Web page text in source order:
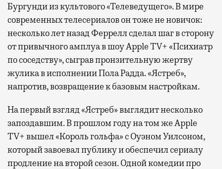
Бургунди из культового «Телеведущего». В мире
современных телесериалов он тоже не новичок:
несколько лет назад Феррелл сделал шаг в сторону
от привычного амплуа в шоу Apple TV+ «Психиатр
по соседству», сыграв пронзительную жертву
жулика в исполнении Пола Радда. «Ястреб»,
напротив, возвращение к базовым настройкам.
На первый взгляд «Ястреб» выглядит несколько
запоздавшим. В прошлом году на том же Apple
TV+ вышел «Король гольфа» с Оуэном Уилсоном,
который завоевал публику и обеспечил сериалу
продление на второй сезон. Одной комедии про